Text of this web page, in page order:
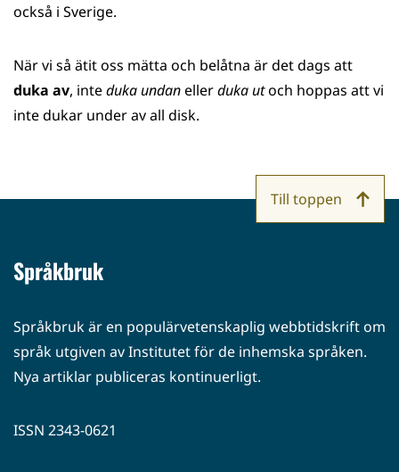
också i Sverige.
När vi så ätit oss mätta och belåtna är det dags att
duka av, inteduka undanellerduka utoch hoppas att vi
inte dukar under av all disk.
Språkbruk
Språkbruk är en populärvetenskaplig webbtidskrift om
språk utgiven av Institutet för de inhemska språken.
Nya artiklar publiceras kontinuerligt.
ISSN 2343-0621
Till toppen